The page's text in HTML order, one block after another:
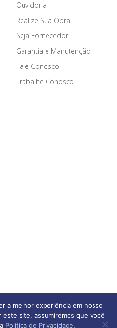
Ouvidoria
Realize Sua Obra
Seja Fornecedor
Garantia e Manutenção
Fale Conosco
Trabalhe Conosco
a melhor experiência em nosso
este site, assumiremos que você
Política de Privacidade.